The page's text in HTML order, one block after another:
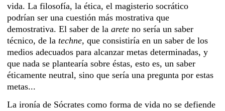
vida. La filosofía, la ética, el magisterio socrático
podrían ser una cuestión más mostrativa que
demostrativa. El saber de la arete no sería un saber
técnico, de la techne, que consistiría en un saber de los
medios adecuados para alcanzar metas determinadas, y
que nada se plantearía sobre éstas, esto es, un saber
éticamente neutral, sino que sería una pregunta por estas
metas...
La ironía de Sócrates como forma de vida no se defiende